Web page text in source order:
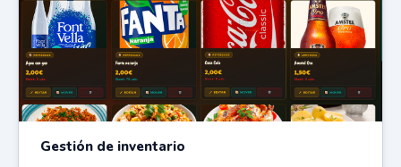
Gestión de inventario